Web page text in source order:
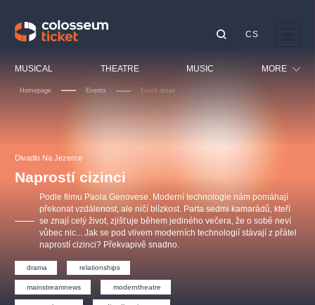
MUSICAL THEATRE MUSIC MORE
Sport
Others
CS
Homepage Events Event detail
Divadlo Na Jezerce
Naprostí cizinci
Podle filmu Paola Genovese. Moderní technologie nám pomáhají
překonat vzdálenost, ale ničí blízkost. Parta sedmi kamarádů, kteří
se znají celý život, zjišťuje během jediného večera, že o sobě neví
vůbec nic... Jak se pod vlivem moderních technologií stávají z přátel
naprostí cizinci? Překvapivě snadno.
drama relationships
mainstreamnews moderntheatre
OBYČEJNÁ HOLKA
Agentura 44, s.r.o.
s.r.o.
Other's search
musicalsprague
The most popular